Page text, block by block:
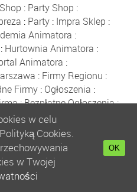
: Party Shop :
: Party : Impra Sklep :
Animatora :
: Hurtownia Animatora :
Animatora :
: Firmy Regionu :
Firmy: Ogłoszenia :
:Bezpłatne Ogłoszenia:
Wolnego:
:sklep animatora
Ogłoszenia
Kurs Animatora
:
:Rumia
w celu
Cookies.
w Twojej
OK